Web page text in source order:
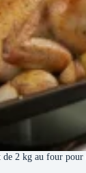
2 kg au four